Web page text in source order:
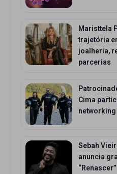
Maristtela
trajetória
joalheria,
parcerias
Cima
networking
Sebah
anuncia